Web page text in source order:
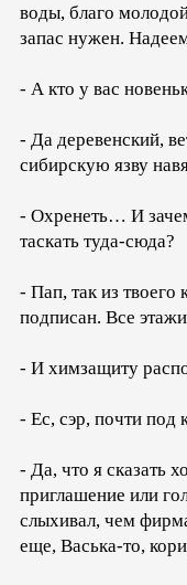
воды, благо
запас нужен.
- А кто у вас
- Да деревенский,
сибирскую язву
- Охренеть… И
таскать туда-сюда?
- Пап, так из твоего
подписан. Все
- И химзащиту
- Ес, сэр, почти под
- Да, что я сказать
приглашение или
слыхивал, чем
еще, Васька-то,